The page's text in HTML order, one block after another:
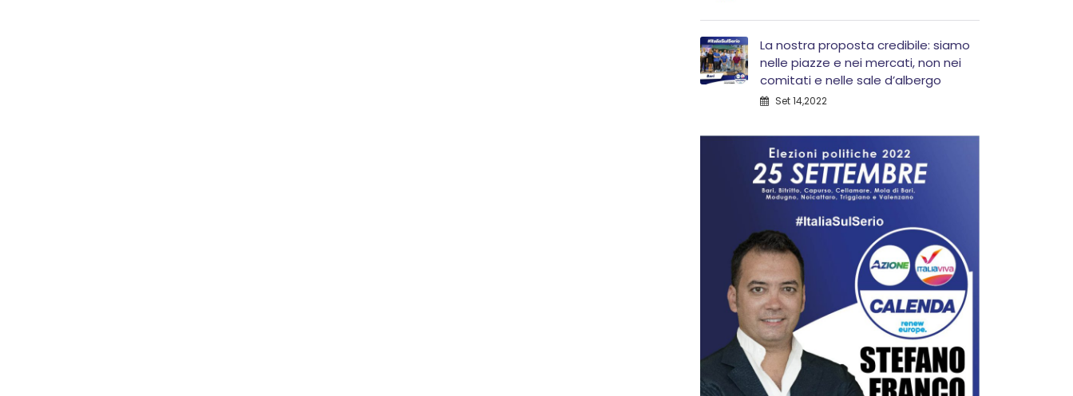
La nostra proposta credibile: siamo
nelle piazze e nei mercati, non nei
comitati e nelle sale d’albergo
Set 14,2022